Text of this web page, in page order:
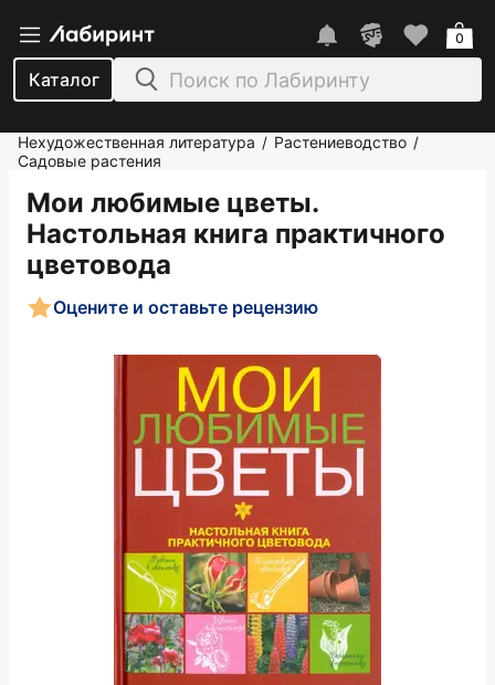
Каталог
0
Нехудожественная литература / Растениеводство /
Садовые растения
Мои любимые цветы.
Настольная книга практичного
цветовода
Оцените и оставьте рецензию